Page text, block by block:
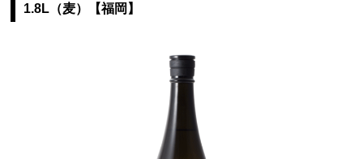
1.8L（麦）【福岡】